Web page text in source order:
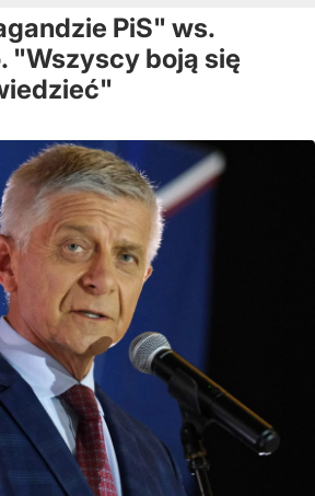
PiS" ws.
"Wszyscy boją się